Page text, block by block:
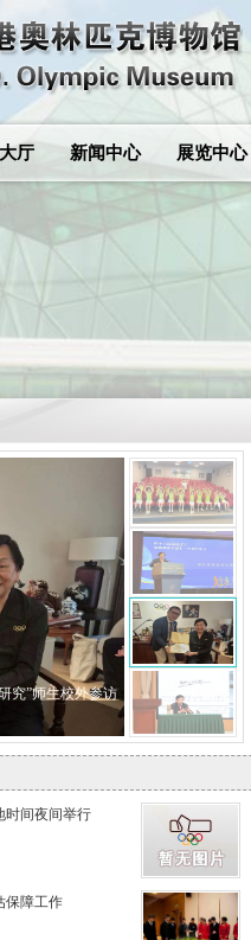
厅 新闻中心 展览中心
究”师生校外参访
时间夜间举行
保障工作